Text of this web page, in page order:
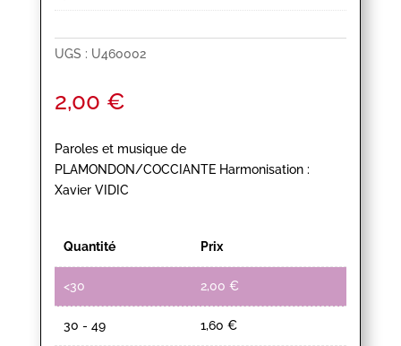
UGS : U460002
2,00 €
Paroles et musique de
PLAMONDON/COCCIANTE Harmonisation :
Xavier VIDIC
Quantité Prix
<30 2,00 €
30 - 49 1,60 €